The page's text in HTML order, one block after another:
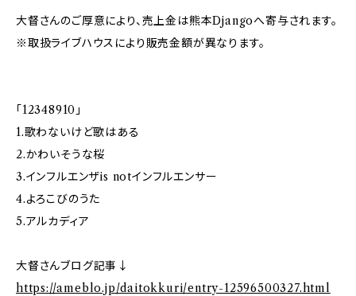
大督さんのご厚意により、売上金は熊本Djangoへ寄与されます。
※取扱ライブハウスにより販売金額が異なります。
「12348910」
1.歌わないけど歌はある
2.かわいそうな桜
3.インフルエンザis notインフルエンサー
4.よろこびのうた
5.アルカディア
大督さんブログ記事↓
https://ameblo.jp/daitokkuri/entry-12596500327.html